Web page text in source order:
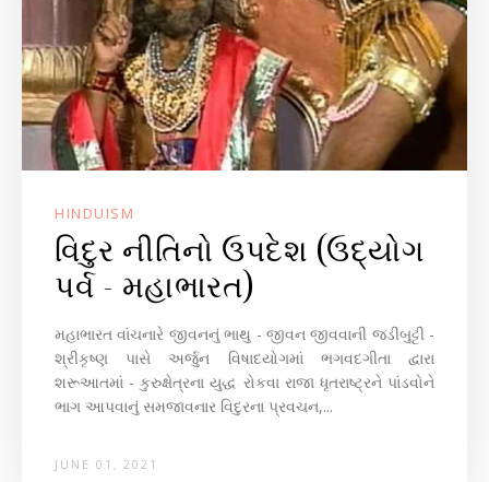
HINDUISM
વિદુર નીતિનો ઉપદેશ (ઉદ્યોગ
પર્વ - મહાભારત)
મહાભારત વાંચનારે જીવનનું ભાથુ - જીવન જીવવાની જડીબુટ્ટી -
શ્રીકૃષ્ણ પાસે અર્જુન વિષાદયોગમાં ભગવદગીતા દ્વારા
શરૂઆતમાં - કુરુક્ષેત્રના યુદ્ધ રોકવા રાજા ધૃતરાષ્ટ્રને પાંડવોને
ભાગ આપવાનું સમજાવનાર વિદુરના પ્રવચન,...
JUNE 01, 2021